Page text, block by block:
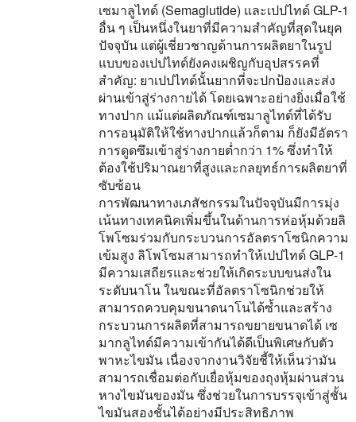
เซมาลูไทด์ (Semaglutide) และเปปไทด์ GLP-1
อื่น ๆ เป็นหนึ่งในยาที่มีความสำคัญที่สุดในยุค
ปัจจุบัน แต่ผู้เชี่ยวชาญด้านการผลิตยาในรูป
แบบของเปปไทด์ยังคงเผชิญกับอุปสรรคที่
สำคัญ: ยาเปปไทด์นั้นยากที่จะปกป้องและส่ง
ผ่านเข้าสู่ร่างกายได้ โดยเฉพาะอย่างยิ่งเมื่อใช้
ทางปาก แม้แต่ผลิตภัณฑ์เซมาลูไทด์ที่ได้รับ
การอนุมัติให้ใช้ทางปากแล้วก็ตาม ก็ยังมีอัตรา
การดูดซึมเข้าสู่ร่างกายต่ำกว่า 1% ซึ่งทำให้
ต้องใช้ปริมาณยาที่สูงและกลยุทธ์การผลิตยาที่
ซับซ้อน
การพัฒนาทางเภสัชกรรมในปัจจุบันมีการมุ่ง
เน้นทางเทคนิคเพิ่มขึ้นในด้านการห่อหุ้มด้วยลิ
โพโซมร่วมกับกระบวนการอัลตราโซนิกความ
เข้มสูง ลิโพโซมสามารถทำให้เปปไทด์ GLP-1
มีความเสถียรและช่วยให้เกิดระบบขนส่งใน
ระดับนาโน ในขณะที่อัลตราโซนิกช่วยให้
สามารถควบคุมขนาดนาโนได้ซ้ำและสร้าง
กระบวนการผลิตที่สามารถขยายขนาดได้ เซ
มากลูไทด์มีความเข้ากันได้ดีเป็นพิเศษกับตัว
พาหะไขมัน เนื่องจากงานวิจัยชี้ให้เห็นว่ามัน
สามารถเชื่อมต่อกับเยื่อหุ้มของถุงหุ้มผ่านส่วน
หางไขมันของมัน ซึ่งช่วยในการบรรจุเข้าสู่ชั้น
ไขมันสองชั้นได้อย่างมีประสิทธิภาพ